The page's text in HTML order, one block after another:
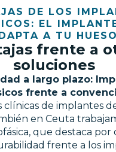
DE LOS
EL
A TU HUESO
frente a
soluciones
a largo plazo:
frente a
clínicas de implantes
en Ceuta
que destaca por
frente a los